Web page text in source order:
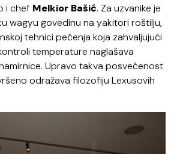
i chef Melkior Bašić. Za uzvanike je
wagyu govedinu na yakitori roštilju,
tehnici pečenja koja zahvaljujući
temperature naglašava
Upravo takva posvećenost
odražava filozofiju Lexusovih